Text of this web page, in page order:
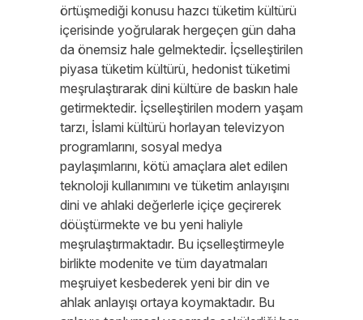
örtüşmediği konusu hazcı tüketim kültürü
içerisinde yoğrularak hergeçen gün daha
da önemsiz hale gelmektedir. İçselleştirilen
piyasa tüketim kültürü, hedonist tüketimi
meşrulaştırarak dini kültüre de baskın hale
getirmektedir. İçselleştirilen modern yaşam
tarzı, İslami kültürü horlayan televizyon
programlarını, sosyal medya
paylaşımlarını, kötü amaçlara alet edilen
teknoloji kullanımını ve tüketim anlayışını
dini ve ahlaki değerlerle içiçe geçirerek
döüştürmekte ve bu yeni haliyle
meşrulaştırmaktadır. Bu içselleştirmeyle
birlikte modenite ve tüm dayatmaları
meşruiyet kesbederek yeni bir din ve
ahlak anlayışı ortaya koymaktadır. Bu